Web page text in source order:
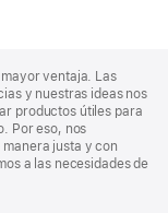
mayor ventaja. Las
y nuestras ideas nos
productos útiles para
Por eso, nos
justa y con
a las necesidades de